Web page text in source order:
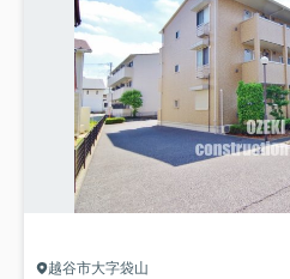
越谷市大字袋山